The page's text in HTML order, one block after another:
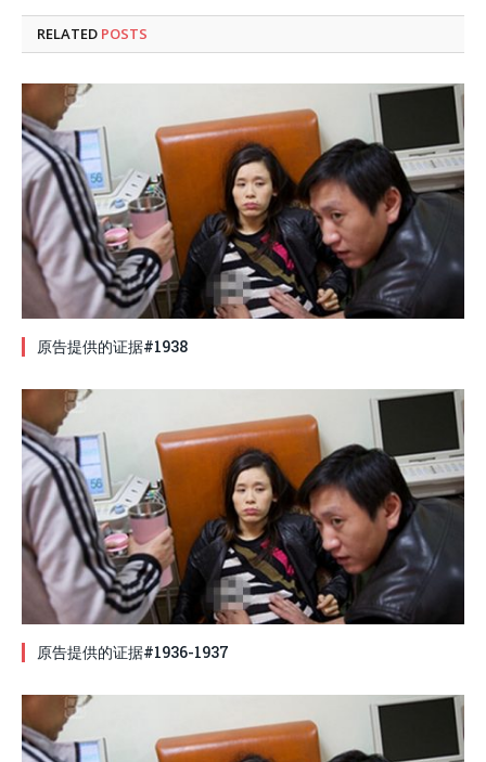
RELATED POSTS
原告提供的证据#1938
原告提供的证据#1936-1937